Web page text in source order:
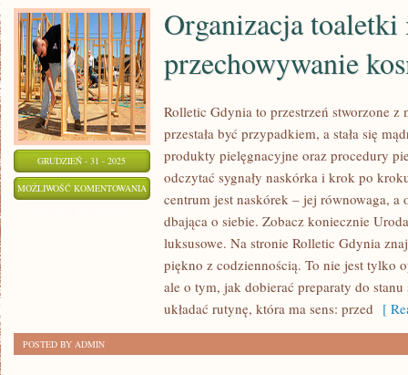
GRUDZIEŃ - 31 - 2025
MOŻLIWOŚĆ KOMENTOWANIA ORGANIZACJA
Organizacja toaletki
przechowywanie
Rolletic Gdynia to przestrzeń stworzone
przestała być przypadkiem, a stała się
produkty pielęgnacyjne oraz procedury
odczytać sygnały naskórka i krok po
centrum jest naskórek – jej równowaga, a
dbająca o siebie. Zobacz koniecznie
luksusowe. Na stronie Rolletic Gdynia
piękno z codziennością. To nie jest tylko
ale o tym, jak dobierać preparaty do
układać rutynę, która ma sens: przed [
POSTED BY ADMIN